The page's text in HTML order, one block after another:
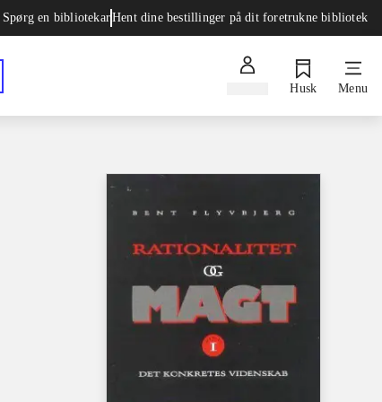
Spørg en bibliotekarHent dine bestillinger på dit foretrukne bibliotek
Husk Menu